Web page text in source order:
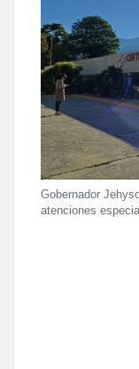
Gobernador
atenciones